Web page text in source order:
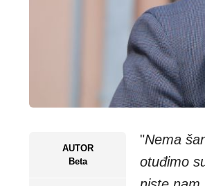
AUTOR
Beta
"Nema
otuđimo